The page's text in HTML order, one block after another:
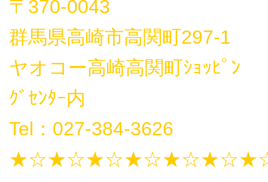
〒370-0043
群馬県高崎市高関町297-1
ヤオコー高崎高関町ｼｮｯﾋﾟﾝ
ｸﾞｾﾝﾀｰ内
Tel：027-384-3626